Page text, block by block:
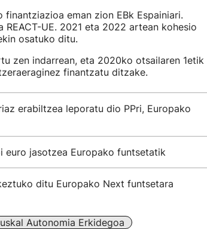
eman zion EBk Espainiari.
UE. 2021 eta 2022 artean kohesio
osatuko ditu.
zen indarrean, eta 2020ko otsailaren 1etik
finantzatu ditzake.
erabiltzea leporatu dio PPri, Europako
euro jasotzea Europako funtsetatik
ditu Europako Next funtsetara
Autonomia Erkidegoa